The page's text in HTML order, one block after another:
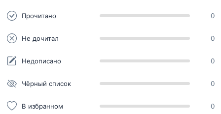
Прочитано 0
Не дочитал 0
Недописано 0
Чёрный список 0
В избранном 0